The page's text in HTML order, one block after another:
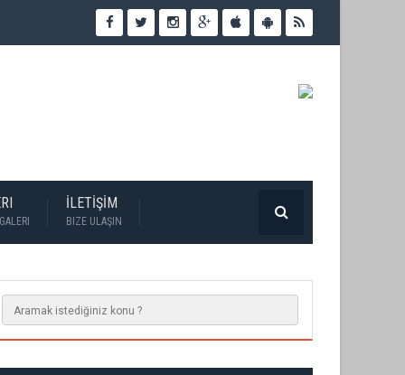
İLETİŞİM
BIZE ULAŞIN